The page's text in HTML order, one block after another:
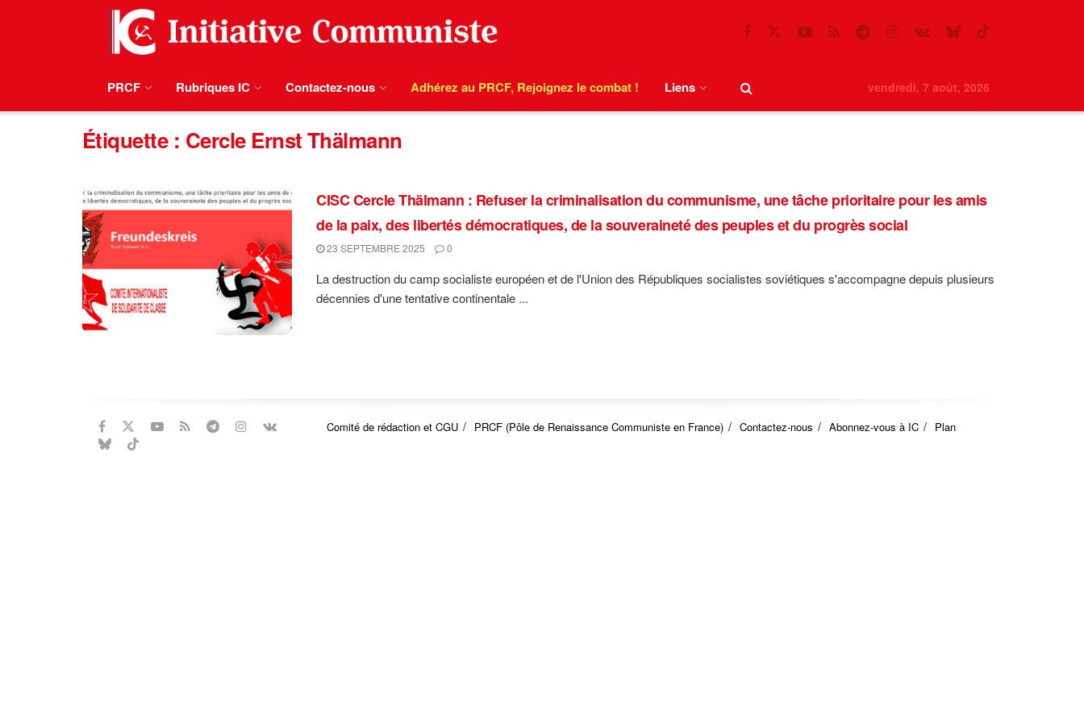
PRCF Rubriques IC Contactez-nous Adhérez au PRCF, Rejoignez le combat ! Liens vendredi, 7 août, 2026
Étiquette : Cercle Ernst Thälmann
CISC Cercle Thälmann : Refuser la criminalisation du communisme, une tâche prioritaire pour les amis
de la paix, des libertés démocratiques, de la souveraineté des peuples et du progrès social
23 SEPTEMBRE 2025 0
La destruction du camp socialiste européen et de l'Union des Républiques socialistes soviétiques s'accompagne depuis plusieurs
décennies d'une tentative continentale ...
Comité de rédaction et CGU PRCF (Pôle de Renaissance Communiste en France) Contactez-nous Abonnez-vous à IC Plan